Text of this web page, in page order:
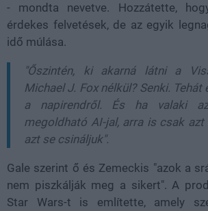
- mondta nevetve. Hozzátette,
érdekes felvetések, de az egyik
idő múlása.
"Őszintén, ki akarná látni a
Michael J. Fox nélkül? Senki. Tehát
a napirendről. És ha valaki
megoldható AI-jal, arra is csak azt
azt se csináljuk".
Gale szerint ő és Zemeckis "azok a
nem piszkálják meg a sikert". A
Star Wars-t is említette, amely